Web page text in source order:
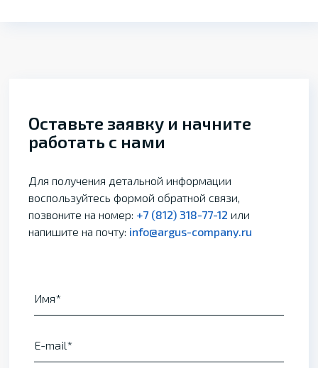
Оставьте заявку и начните
работать с нами
Для получения детальной информации
воспользуйтесь формой обратной связи,
позвоните на номер: +7 (812) 318-77-12 или
напишите на почту: info@argus-company.ru
Имя
E-mail